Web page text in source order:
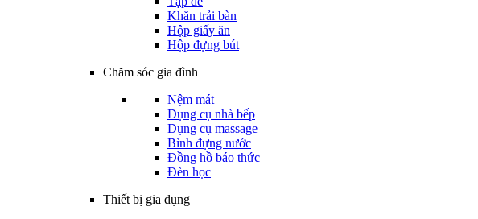
Khăn trải bàn
Hộp giấy ăn
Hộp đựng bút
Chăm sóc gia đình
Nệm mát
Dụng cụ nhà bếp
Dụng cụ massage
Bình đựng nước
Đồng hồ báo thức
Đèn học
Thiết bị gia dụng